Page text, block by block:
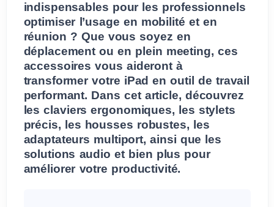
indispensables pour les professionnels
optimiser l’usage en mobilité et en
réunion ? Que vous soyez en
déplacement ou en plein meeting, ces
accessoires vous aideront à
transformer votre iPad en outil de travail
performant. Dans cet article, découvrez
les claviers ergonomiques, les stylets
précis, les housses robustes, les
adaptateurs multiport, ainsi que les
solutions audio et bien plus pour
améliorer votre productivité.